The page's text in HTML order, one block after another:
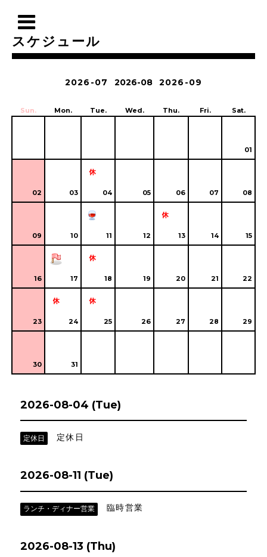
スケジュール
2026-07 2026-08 2026-09
Sun. Mon. Tue. Wed. Thu. Fri. Sat.
01
02 03 04 05 06 07 08
09 10 11 12 13 14 15
16 17 18 19 20 21 22
23 24 25 26 27 28 29
30 31
2026-08-04 (Tue)
定休日 定休日
2026-08-11 (Tue)
ランチ・ディナー営業 臨時営業
2026-08-13 (Thu)